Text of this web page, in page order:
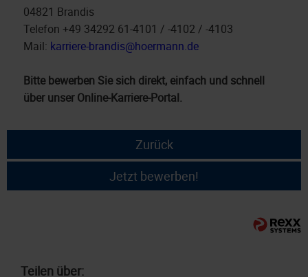
04821 Brandis
Telefon +49 34292 61-4101 / -4102 / -4103
Mail: karriere-brandis@hoermann.de
Bitte bewerben Sie sich direkt, einfach und schnell
über unser Online-Karriere-Portal.
Zurück
Jetzt bewerben!
Teilen über: